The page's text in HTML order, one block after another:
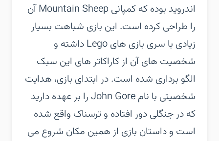
اندروید بوده که کمپانی Mountain Sheep آن
را طراحی کرده است. این بازی شباهت بسیار
زیادی با سری بازی های Lego داشته و
شخصیت های آن از کاراکاتر های این سبک
الگو برداری شده است. در ابتدای بازی، هدایت
شخصیتی با نام John Gore را بر عهده دارید
که در جنگلی دور افتاده و ترسناک واقع شده
است و داستان بازی از همین مکان شروع می